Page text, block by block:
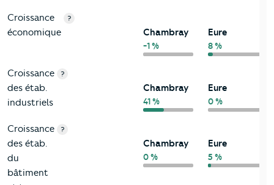
Croissance
économique
?
Chambray
-1 %
Eure
8 %
Croissance
des étab.
industriels
?
Chambray
41 %
Eure
0 %
Croissance
des étab.
du
bâtiment
?
Chambray
0 %
Eure
5 %